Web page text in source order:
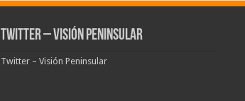
Twitter – Visión Peninsular
Twitter – Visión Peninsular